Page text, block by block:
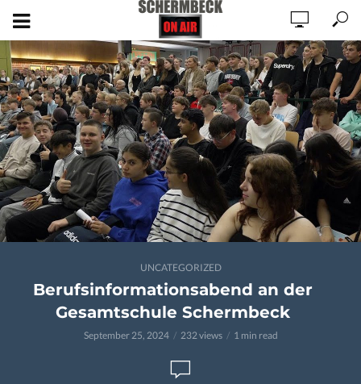
UNCATEGORIZED
Berufsinformationsabend an der
Gesamtschule Schermbeck
September 25, 2024 232 views 1 min read